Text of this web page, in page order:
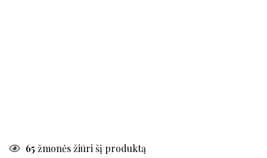
65 žmonės žiūri šį produktą